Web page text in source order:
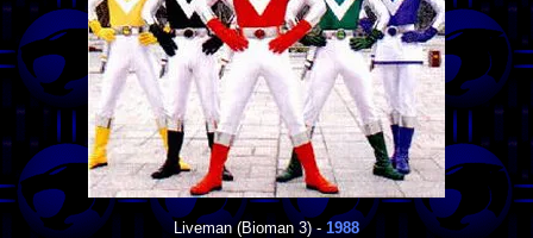
Liveman(Bioman 3) -1988